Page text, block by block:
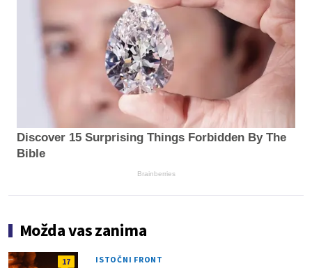
Discover 15 Surprising Things Forbidden By The
Bible
Brainberries
Možda vas zanima
17 ISTOČNI FRONT